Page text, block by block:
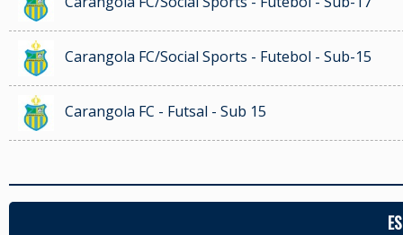
Carangola FC/Social Sports - Futebol - Sub-15
Carangola FC - Futsal - Sub 15